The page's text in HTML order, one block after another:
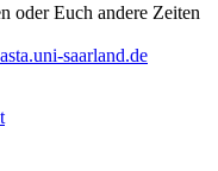
oder Euch andere Zeiten
saarland.de